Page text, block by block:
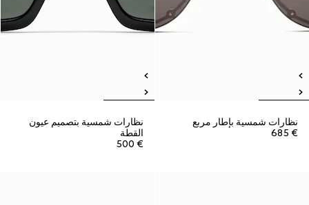
نظارات شمسية بإطار مربع
€ 685
نظارات شمسية بتصميم عيون
القطة
€ 500